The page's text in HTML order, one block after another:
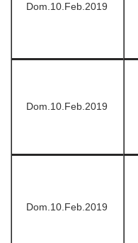
Dom.10.Feb.2019
Dom.10.Feb.2019
Dom.10.Feb.2019